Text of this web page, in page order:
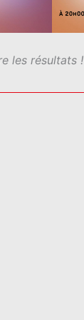
les résultats !